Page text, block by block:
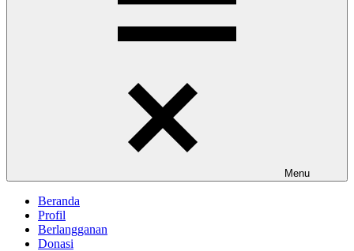
Menu
Beranda
Profil
Berlangganan
Donasi